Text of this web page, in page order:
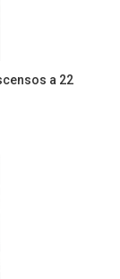
a 22